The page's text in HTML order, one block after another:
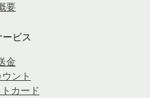
要
ビス
金
ント
カード